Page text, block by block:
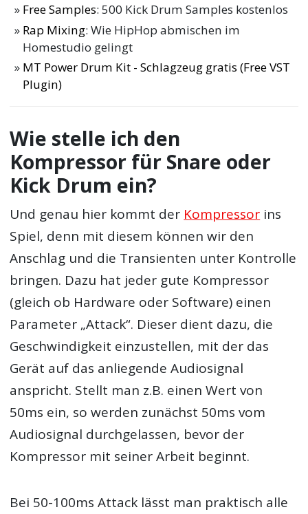
Free Samples: 500 Kick Drum Samples kostenlos
Rap Mixing: Wie HipHop abmischen im
Homestudio gelingt
MT Power Drum Kit - Schlagzeug gratis (Free VST
Plugin)
Wie stelle ich den
Kompressor für Snare oder
Kick Drum ein?
Und genau hier kommt der Kompressor ins
Spiel, denn mit diesem können wir den
Anschlag und die Transienten unter Kontrolle
bringen. Dazu hat jeder gute Kompressor
(gleich ob Hardware oder Software) einen
Parameter „Attack“. Dieser dient dazu, die
Geschwindigkeit einzustellen, mit der das
Gerät auf das anliegende Audiosignal
anspricht. Stellt man z.B. einen Wert von
50ms ein, so werden zunächst 50ms vom
Audiosignal durchgelassen, bevor der
Kompressor mit seiner Arbeit beginnt.
Bei 50-100ms Attack lässt man praktisch alle